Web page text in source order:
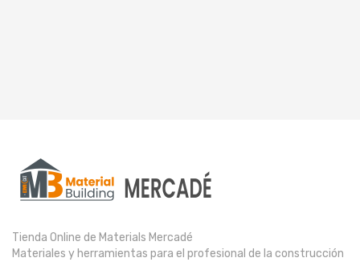
Tienda Online de Materials Mercadé
Materiales y herramientas para el profesional de la construcción